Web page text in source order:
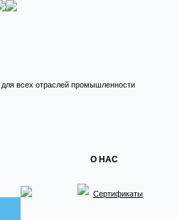
О НАС
Сертификаты